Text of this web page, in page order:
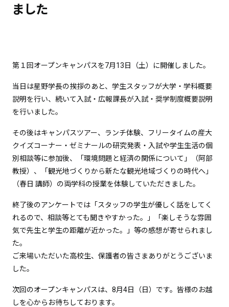
ました
第１回オープンキャンパスを7月13日（土）に開催しました。
当日は星野学長の挨拶のあと、学生スタッフが大学・学科概要
説明を行い、続いて入試・広報課長が入試・奨学制度概要説明
を行いました。
その後はキャンパスツアー、ランチ体験、フリータイムの産大
クイズコーナー・ゼミナールの研究発表・入試や学生生活の個
別相談等に参加後、「環境問題と経済の関係について」（阿部
教授）、「観光地づくりから新たな観光地域づくりの時代へ」
（春日 講師）の両学科の授業を体験していただきました。
終了後のアンケートでは「スタッフの学生が優しく話をしてく
れるので、相談等とても聞きやすかった。」「楽しそうな雰囲
気で先生と学生の距離が近かった。」等の感想が寄せられまし
た。
ご来場いただいた高校生、保護者の皆さまありがとうございま
した。
次回のオープンキャンパスは、8月4日（日）です。皆様のお越
しを心からお待ちしております。